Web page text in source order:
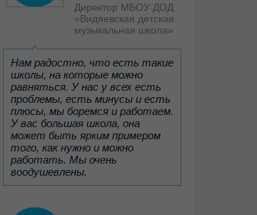
Смотреть
Директор МБОУ ДОД
«Видяевская детская
музыкальная школа»
Нам радостно, что есть такие
школы, на которые можно
равняться. У нас у всех есть
проблемы, есть минусы и есть
плюсы, мы боремся и работаем.
У вас большая школа, она
может быть ярким примером
того, как нужно и можно
работать. Мы очень
воодушевлены.